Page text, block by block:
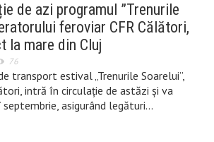
de azi programul ”Trenurile
feroviar CFR Călători,
la mare din Cluj
76
transport estival „Trenurile Soarelui”,
intră în circulație de astăzi și va
asigurând legături…